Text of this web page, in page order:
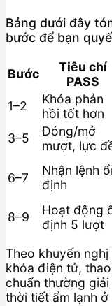
Bảng dưới đây
bước để bạn
Bước
Tiêu chí
PASS
1–2
Khóa phản
hồi tốt hơn
3–5
Đóng/mở
mượt, lực
6–7
Nhận lệnh
định
8–9
Hoạt động
định 5 lượt
Theo khuyến
khóa điện tử,
chuẩn thường
thời tiết ẩm lạnh